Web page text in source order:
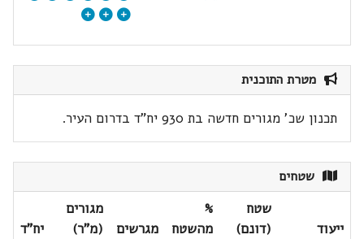
מטרת התוכנית
תכנון שכ' מגורים חדשה בת 930 יח"ד בדרום העיר.
שטחים
ייעוד
שטח
(דונם)
%
מהשטח
מגרשים
מגורים
(מ"ר)
יח"ד